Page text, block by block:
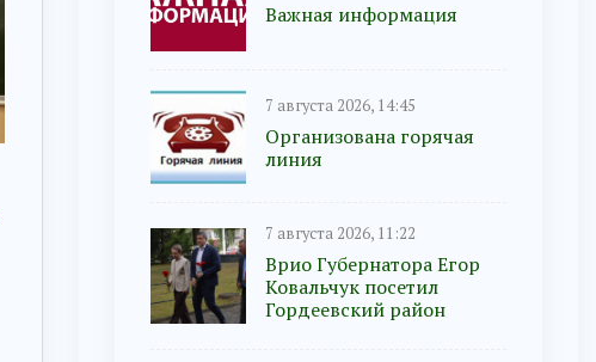
Важная информация
7 августа 2026, 14:45
Организована горячая
линия
7 августа 2026, 11:22
Врио Губернатора Егор
Ковальчук посетил
Гордеевский район